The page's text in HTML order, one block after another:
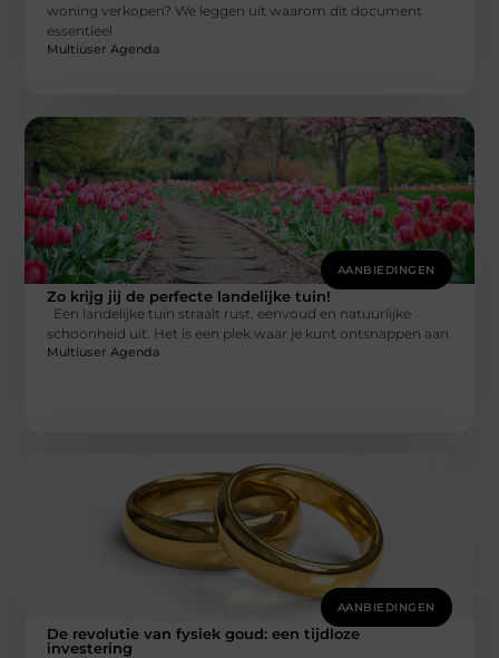
woning verkopen? We leggen uit waarom dit document
essentieel
Multiuser Agenda
AANBIEDINGEN
Zo krijg jij de perfecte landelijke tuin!
Een landelijke tuin straalt rust, eenvoud en natuurlijke
schoonheid uit. Het is een plek waar je kunt ontsnappen aan
Multiuser Agenda
AANBIEDINGEN
De revolutie van fysiek goud: een tijdloze
investering